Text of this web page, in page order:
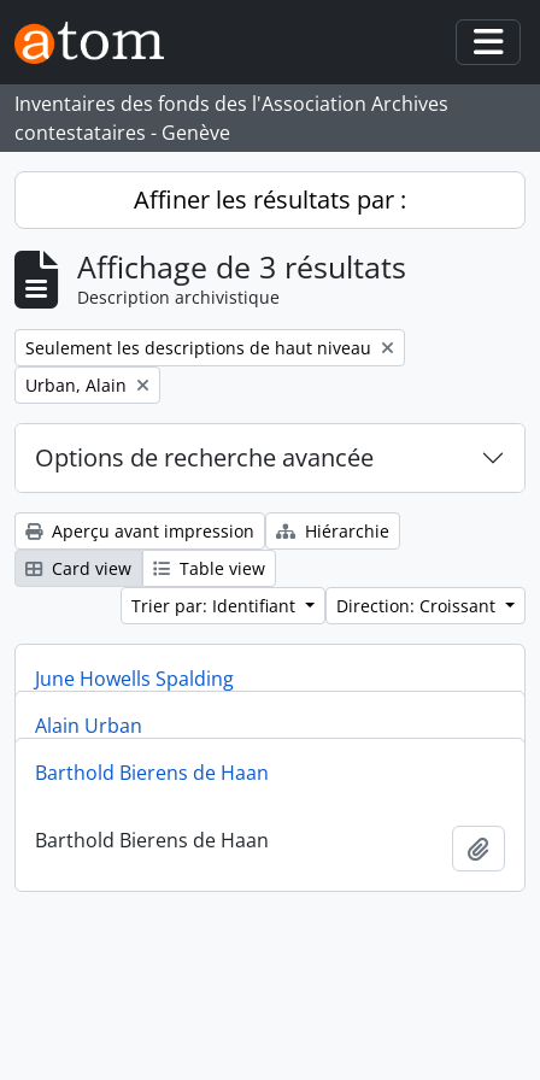
Skip to main content
Inventaires des fonds des l'Association Archives
contestataires - Genève
Affiner les résultats par :
Affichage de 3 résultats
Description archivistique
Remove filter:
Seulement les descriptions de haut niveau
Remove filter:
Urban, Alain
Options de recherche avancée
Aperçu avant impression
Hiérarchie
Card view
Table view
Trier par: Identifiant
Direction: Croissant
June Howells Spalding
June Howells Spalding
Alain Urban
Barthold Bierens de Haan
Barthold Bierens de Haan